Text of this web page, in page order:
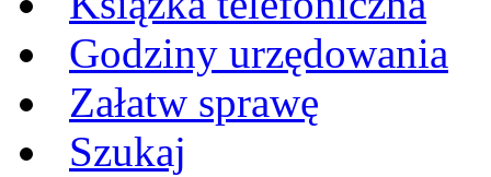
Godziny urzędowania
Załatw sprawę
Szukaj